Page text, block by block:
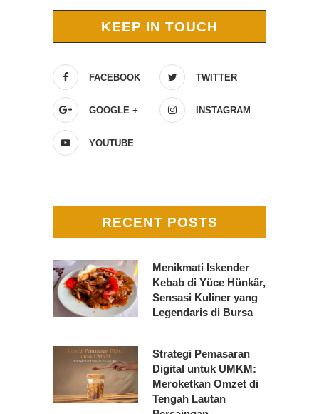
KEEP IN TOUCH
FACEBOOK TWITTER
GOOGLE + INSTAGRAM
YOUTUBE
RECENT POSTS
Menikmati Iskender
Kebab di Yüce Hünkâr,
Sensasi Kuliner yang
Legendaris di Bursa
Strategi Pemasaran
Digital untuk UMKM:
Meroketkan Omzet di
Tengah Lautan